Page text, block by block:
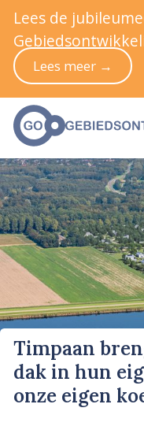
Timpaan
dak in hun
onze eigen
Lees de
Lees meer →